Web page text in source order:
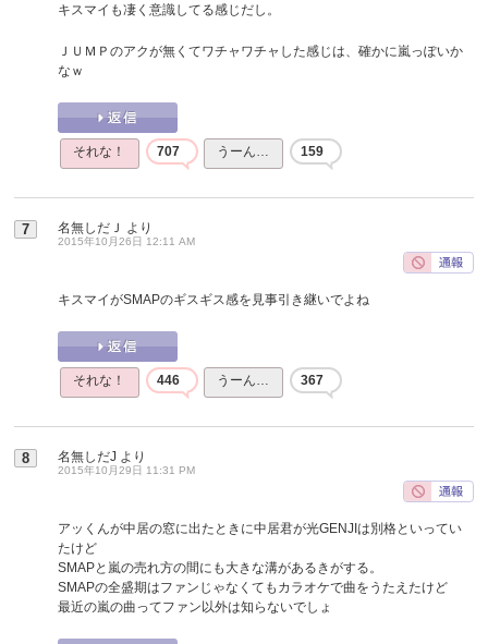
キスマイも凄く意識してる感じだし。
ＪＵＭＰのアクが無くてワチャワチャした感じは、確かに嵐っぽいか
なｗ
それな！ 707 うーん… 159
7 名無しだＪ より
2015年10月26日 12:11 AM
キスマイがSMAPのギスギス感を見事引き継いでよね
それな！ 446 うーん… 367
8 名無しだJ より
2015年10月29日 11:31 PM
アッくんが中居の窓に出たときに中居君が光GENJIは別格といってい
たけど
SMAPと嵐の売れ方の間にも大きな溝があるきがする。
SMAPの全盛期はファンじゃなくてもカラオケで曲をうたえたけど
最近の嵐の曲ってファン以外は知らないでしょ